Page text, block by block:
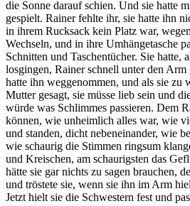
die Sonne darauf schien. Und sie hatte
gespielt. Rainer fehlte ihr, sie hatte ihn
in ihrem Rucksack kein Platz war,
Wechseln, und in ihre Umhängetasche
Schnitten und Taschentücher. Sie hatte,
losgingen, Rainer schnell unter den
hatte ihn weggenommen, und als sie zu
Mutter gesagt, sie müsse lieb sein und
würde was Schlimmes passieren. Dem
können, wie unheimlich alles war, wie
und standen, dicht nebeneinander, wie
wie schaurig die Stimmen ringsum
und Kreischen, am schaurigsten das
hätte sie gar nichts zu sagen brauchen,
und tröstete sie, wenn sie ihn im Arm
Jetzt hielt sie die Schwestern fest und